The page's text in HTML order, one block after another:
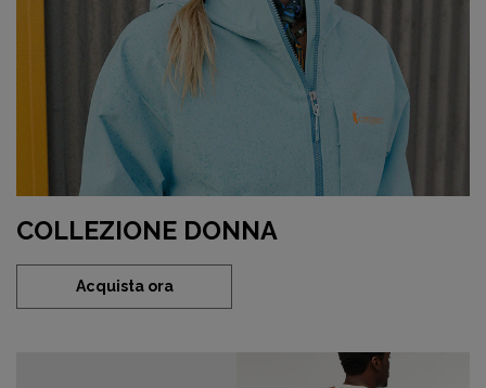
COLLEZIONE DONNA
Acquista ora